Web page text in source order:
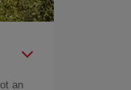
an